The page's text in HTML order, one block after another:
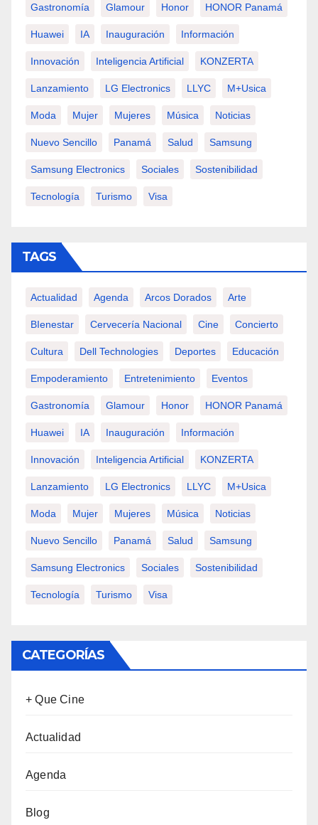
Gastronomía Glamour Honor HONOR Panamá
Huawei IA Inauguración Información
Innovación Inteligencia Artificial KONZERTA
Lanzamiento LG Electronics LLYC M+usica
Moda Mujer Mujeres Música Noticias
Nuevo Sencillo Panamá Salud Samsung
Samsung Electronics Sociales Sostenibilidad
Tecnología Turismo Visa
TAGS
Actualidad Agenda Arcos Dorados Arte
BIenestar Cervecería Nacional Cine Concierto
Cultura Dell Technologies Deportes Educación
Empoderamiento Entretenimiento Eventos
Gastronomía Glamour Honor HONOR Panamá
Huawei IA Inauguración Información
Innovación Inteligencia Artificial KONZERTA
Lanzamiento LG Electronics LLYC M+usica
Moda Mujer Mujeres Música Noticias
Nuevo Sencillo Panamá Salud Samsung
Samsung Electronics Sociales Sostenibilidad
Tecnología Turismo Visa
CATEGORÍAS
+ Que Cine
Actualidad
Agenda
Blog